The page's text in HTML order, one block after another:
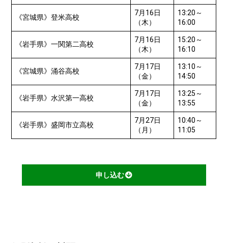
《宮城県》登米高校
7月16日
（木）
13:20～
16:00
《岩手県》一関第二高校
7月16日
（木）
15:20～
16:10
《宮城県》涌谷高校
7月17日
（金）
13:10～
14:50
《岩手県》水沢第一高校
7月17日
（金）
13:25～
13:55
《岩手県》盛岡市立高校
7月27日
（月）
10:40～
11:05
申し込む